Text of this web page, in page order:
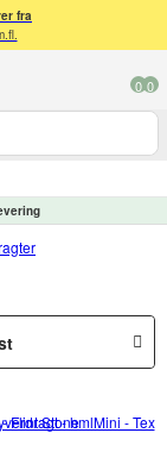
fra
0 0